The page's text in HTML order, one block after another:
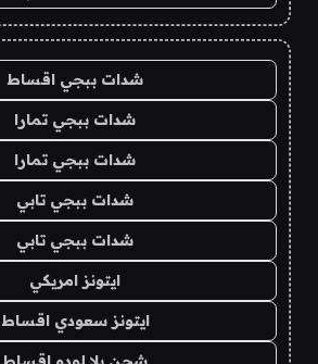
شدات ببجي اقساط
شدات ببجي تمارا
شدات ببجي تمارا
شدات ببجي تابي
شدات ببجي تابي
ايتونز امريكي
ايتونز سعودي اقساط